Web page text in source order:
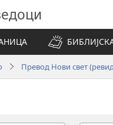
Превод Нови свет